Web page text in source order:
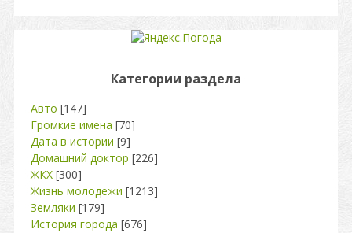
Категории раздела
Авто [147]
Громкие имена [70]
Дата в истории [9]
Домашний доктор [226]
ЖКХ [300]
Жизнь молодежи [1213]
Земляки [179]
История города [676]